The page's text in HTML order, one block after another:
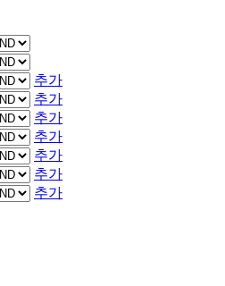
추가
추가
추가
추가
추가
추가
추가